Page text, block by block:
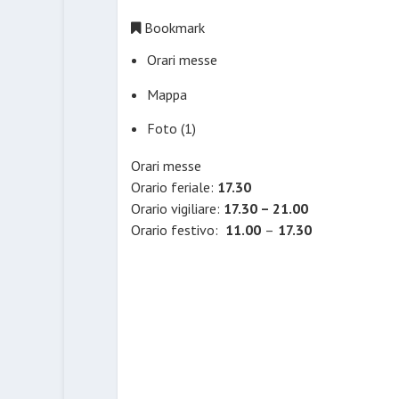
Bookmark
Orari messe
Mappa
Foto (1)
Orari messe
Orario feriale: 17.30
Orario vigiliare: 17.30 – 21.00
Orario festivo: 11.00 – 17.30